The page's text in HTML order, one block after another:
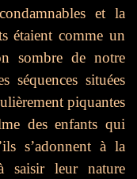
et la
étaient comme un
sombre de notre
séquences situées
piquantes
des enfants qui
s’adonnent à la
saisir leur nature